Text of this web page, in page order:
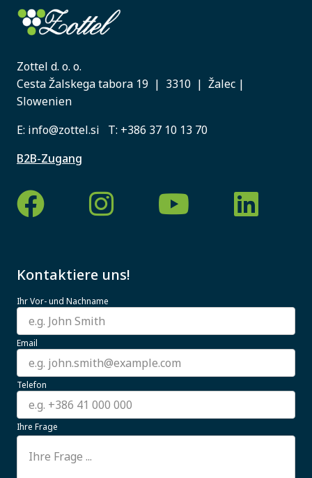
Zottel d. o. o.
Cesta Žalskega tabora 19 | 3310 | Žalec |
Slowenien
E: info@zottel.si T: +386 37 10 13 70
B2B-Zugang
Kontaktiere uns!
Ihr Vor- und Nachname
Email
Telefon
Ihre Frage